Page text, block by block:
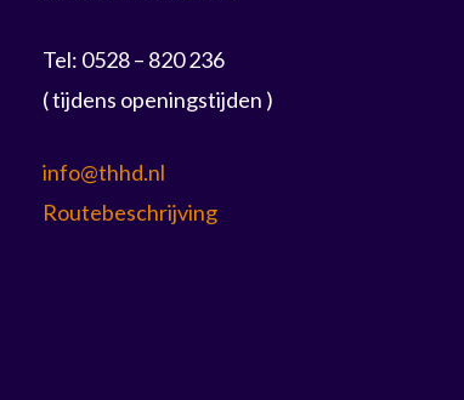
Tel: 0528 – 820 236
( tijdens openingstijden )
info@thhd.nl
Routebeschrijving